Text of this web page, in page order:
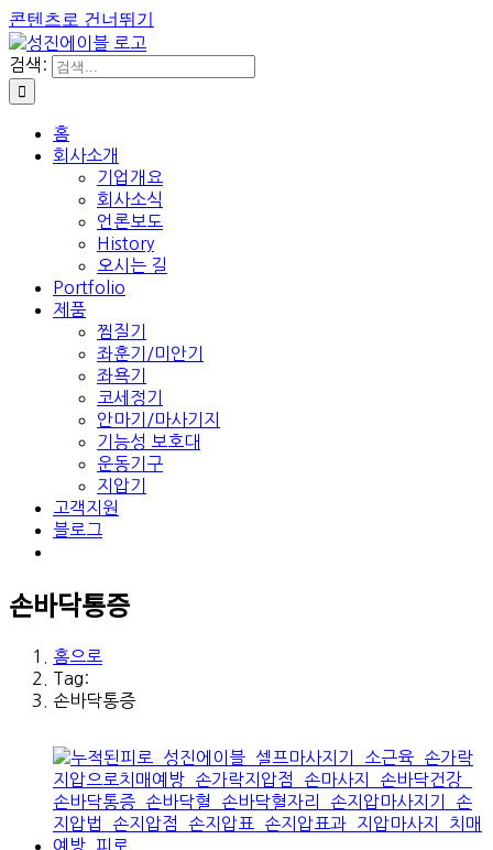
콘텐츠로 건너뛰기
검색:
홈
회사소개
기업개요
회사소식
언론보도
History
오시는 길
Portfolio
제품
찜질기
좌훈기/미안기
좌욕기
코세정기
안마기/마사기지
기능성 보호대
운동기구
지압기
고객지원
블로그
손바닥통증
홈으로
Tag:
손바닥통증